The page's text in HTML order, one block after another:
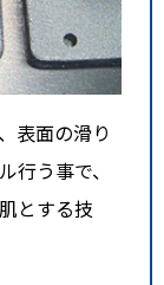
表面の滑り
行う事で、
とする技